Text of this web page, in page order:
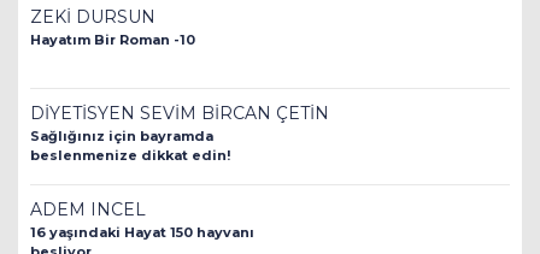
ZEKİ DURSUN
Hayatım Bir Roman -10
DİYETİSYEN SEVİM BİRCAN ÇETİN
Sağlığınız için bayramda
beslenmenize dikkat edin!
ADEM INCEL
16 yaşındaki Hayat 150 hayvanı